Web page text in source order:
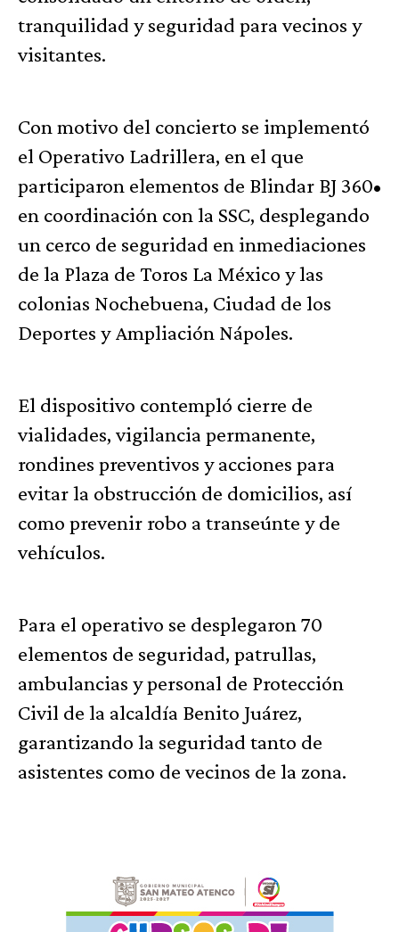
tranquilidad y seguridad para vecinos y
visitantes.
Con motivo del concierto se implementó
el Operativo Ladrillera, en el que
participaron elementos de Blindar BJ 360•
en coordinación con la SSC, desplegando
un cerco de seguridad en inmediaciones
de la Plaza de Toros La México y las
colonias Nochebuena, Ciudad de los
Deportes y Ampliación Nápoles.
El dispositivo contempló cierre de
vialidades, vigilancia permanente,
rondines preventivos y acciones para
evitar la obstrucción de domicilios, así
como prevenir robo a transeúnte y de
vehículos.
Para el operativo se desplegaron 70
elementos de seguridad, patrullas,
ambulancias y personal de Protección
Civil de la alcaldía Benito Juárez,
garantizando la seguridad tanto de
asistentes como de vecinos de la zona.